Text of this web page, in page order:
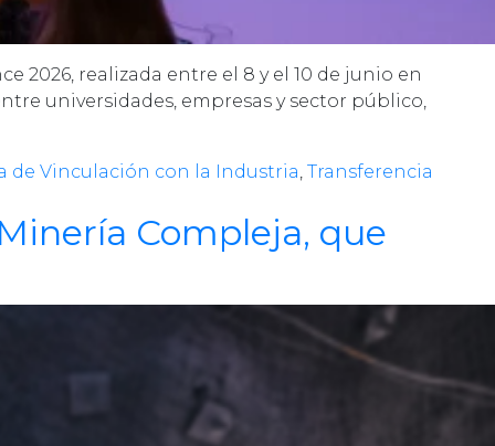
2026, realizada entre el 8 y el 10 de junio en
universidades, empresas y sector público,
de Vinculación con la Industria, Transferencia
Compleja, que